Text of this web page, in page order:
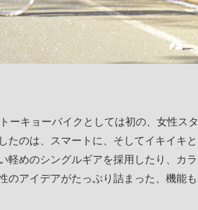
ーキョーバイクとしては初の、女性スタ
たのは、スマートに、そしてイキイキと
軽めのシングルギアを採用したり、カラ
のアイデアがたっぷり詰まった、機能も